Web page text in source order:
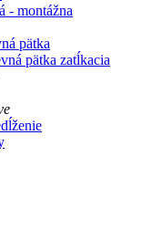
- montážna
pätka
pätka zatĺkacia